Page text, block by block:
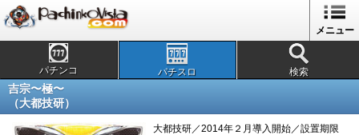
メニュー
パチンコ パチスロ 検索
吉宗〜極〜
（大都技研）
大都技研／2014年２月導入開始／設置期限